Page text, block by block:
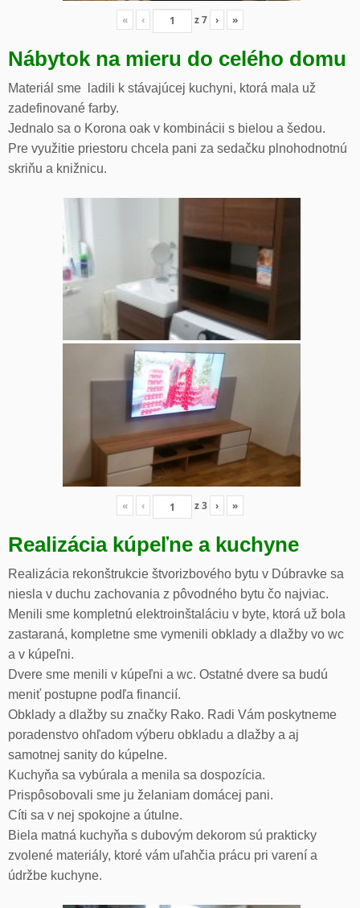
« ‹ z7 › »
Nábytok na mieru do celého domu
Materiál sme ladili k stávajúcej kuchyni, ktorá mala už
zadefinované farby.
Jednalo sa o Korona oak v kombinácii s bielou a šedou.
Pre využitie priestoru chcela pani za sedačku plnohodnotnú
skriňu a knižnicu.
« ‹ z3 › »
Realizácia kúpeľne a kuchyne
Realizácia rekonštrukcie štvorizbového bytu v Dúbravke sa
niesla v duchu zachovania z pôvodného bytu čo najviac.
Menili sme kompletnú elektroinštaláciu v byte, ktorá už bola
zastaraná, kompletne sme vymenili obklady a dlažby vo wc
a v kúpeľni.
Dvere sme menili v kúpeľni a wc. Ostatné dvere sa budú
meniť postupne podľa financií.
Obklady a dlažby su značky Rako. Radi Vám poskytneme
poradenstvo ohľadom výberu obkladu a dlažby a aj
samotnej sanity do kúpelne.
Kuchyňa sa vybúrala a menila sa dospozícia.
Prispôsobovali sme ju želaniam domácej pani.
Cíti sa v nej spokojne a útulne.
Biela matná kuchyňa s dubovým dekorom sú prakticky
zvolené materiály, ktoré vám uľahčia prácu pri varení a
údržbe kuchyne.